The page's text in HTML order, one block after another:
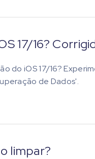
17/16?
do iOS 17/16?
de Dados'.
limpar?